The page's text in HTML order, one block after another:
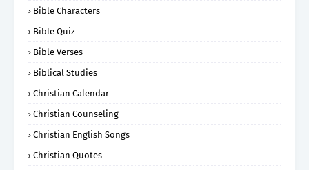
Bible Characters
Bible Quiz
Bible Verses
Biblical Studies
Christian Calendar
Christian Counseling
Christian English Songs
Christian Quotes